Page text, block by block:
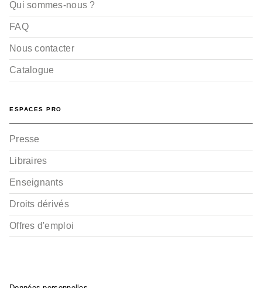
Qui sommes-nous ?
FAQ
Nous contacter
Catalogue
ESPACES PRO
Presse
Libraires
Enseignants
Droits dérivés
Offres d'emploi